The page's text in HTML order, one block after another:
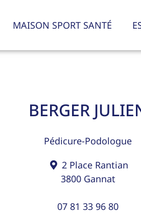
MAISON SPORT SANTÉ
BERGER
Pédicure-Podologue
2 Place Rantian
3800 Gannat
07 81 33 96 80